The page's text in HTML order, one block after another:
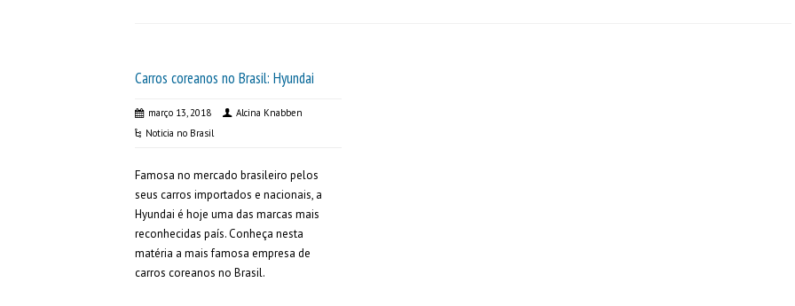
Carros coreanos no Brasil: Hyundai
março 13, 2018
Alcina Knabben
Noticia no Brasil
Famosa no mercado brasileiro pelos
seus carros importados e nacionais, a
Hyundai é hoje uma das marcas mais
reconhecidas país. Conheça nesta
matéria a mais famosa empresa de
carros coreanos no Brasil.